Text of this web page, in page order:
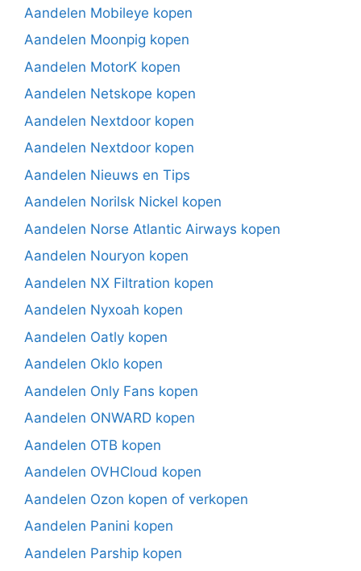
Aandelen Mobileye kopen
Aandelen Moonpig kopen
Aandelen MotorK kopen
Aandelen Netskope kopen
Aandelen Nextdoor kopen
Aandelen Nextdoor kopen
Aandelen Nieuws en Tips
Aandelen Norilsk Nickel kopen
Aandelen Norse Atlantic Airways kopen
Aandelen Nouryon kopen
Aandelen NX Filtration kopen
Aandelen Nyxoah kopen
Aandelen Oatly kopen
Aandelen Oklo kopen
Aandelen Only Fans kopen
Aandelen ONWARD kopen
Aandelen OTB kopen
Aandelen OVHCloud kopen
Aandelen Ozon kopen of verkopen
Aandelen Panini kopen
Aandelen Parship kopen